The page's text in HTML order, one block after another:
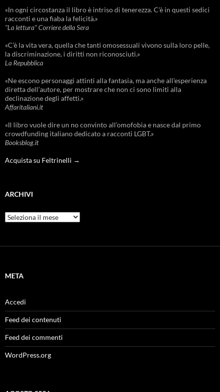
«In ogni circostanza il libro è intriso di tenerezza. C'è in questi sedici
racconti e una fiaba la felicità.»
"La lettura" Corriere della Sera
«C’è la vita vera, quella che tanti omosessuali vivono sulla loro pelle,
la discriminazione, i diritti non riconosciuti.»
La Repubblica
«Ne escono personaggi attinti alla fantasia, ma anche all’esperienza
diretta dell’autore, per mostrare che non ci sono limiti alla
declinazione degli affetti.»
Affaritaliani.it
«Il libro vuole dire un no convinto all’omofobia e nasce dal primo
crowdfunding italiano dedicato a racconti LGBT.»
Booksblog.it
Acquista su Feltrinelli →
ARCHIVI
Archivi
META
Accedi
Feed dei contenuti
Feed dei commenti
WordPress.org